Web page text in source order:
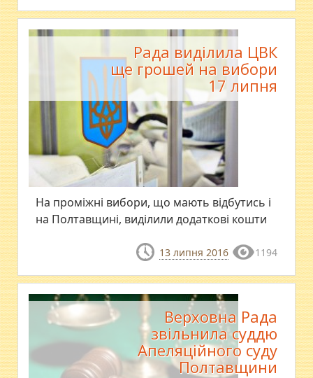
Рада виділила ЦВК
ще грошей на вибори
17 липня
На проміжні вибори, що мають відбутись і
на Полтавщині, виділили додаткові кошти
13 липня 2016 1194
Верховна Рада
звільнила суддю
Апеляційного суду
Полтавщини